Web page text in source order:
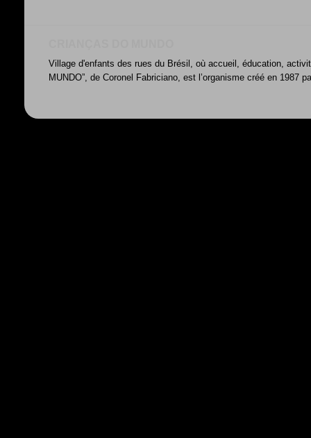
Village d'enfants des rues du Brésil, où accueil, éducation,
MUNDO”, de Coronel Fabriciano, est l’organisme créé en